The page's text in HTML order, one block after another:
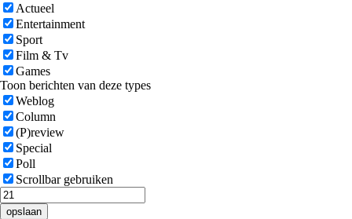
Actueel
Entertainment
Sport
Film & Tv
Games
Toon berichten van deze types
Weblog
Column
(P)review
Special
Poll
Scrollbar gebruiken
opslaan